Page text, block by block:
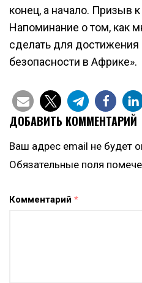
конец, а начало. Призыв
Напоминание о том, как
сделать для достижения
безопасности в Африке».
ДОБАВИТЬ КОММЕНТАРИЙ
Ваш адрес email не будет
Обязательные поля
Комментарий *